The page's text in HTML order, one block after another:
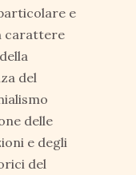
e
carattere
del
delle
e degli
del